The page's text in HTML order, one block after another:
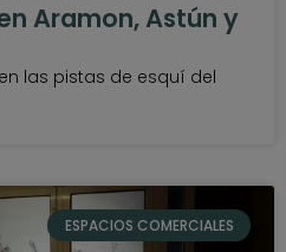
Aramon, Astún y
las pistas de esquí del
ESPACIOS COMERCIALES